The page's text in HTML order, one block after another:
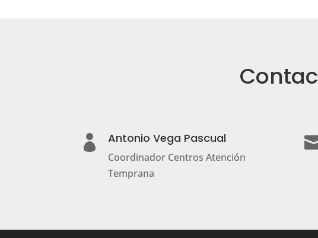
 Antonio Vega Pascual
Coordinador Centros Atención
Temprana